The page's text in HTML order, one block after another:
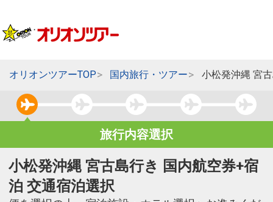
オリオンツアーTOP 国内旅行・ツアー 小松発沖縄 宮
旅行内容選択
小松発沖縄 宮古島行き 国内航空券+宿
泊 交通宿泊選択